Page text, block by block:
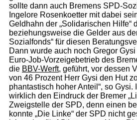
sollte dann auch Bremens SPD-
Ingelore Rosenkoetter mit dabei
Geldhahn der „Solidarischen Hilfe“
beziehungsweise die Gelder aus
Sozialfonds“ für diesen
Dann wurde auch noch Gregor
Euro-Job-Vorzeigebetrieb des
die BBV-Werft, geführt, vor dessen
von 46 Prozent Herr Gysi den Hut
phantastisch hoher Anteil“, so Gysi.
wirklich den Eindruck der Bremer
Zweigstelle der SPD, denn einen
konnte „Die Linke“ der SPD nicht